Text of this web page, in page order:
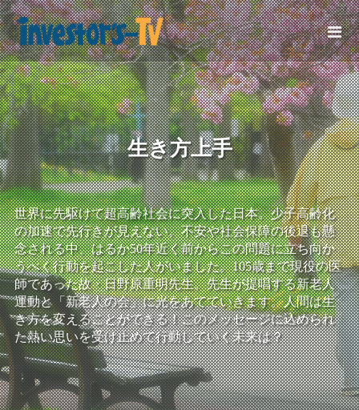
生き方上手
世界に先駆けて超高齢社会に突入した日本。少子高齢化
の加速で先行きが見えない。不安や社会保障の後退も懸
念される中、はるか50年近く前からこの問題に立ち向か
うべく行動を起こした人がいました。105歳まで現役の医
師であった故・日野原重明先生。先生が提唱する新老人
運動と「新老人の会」に光をあてていきます。人間は生
き方を変えることができる！このメッセージに込められ
た熱い思いを受け止めて行動していく未来は？